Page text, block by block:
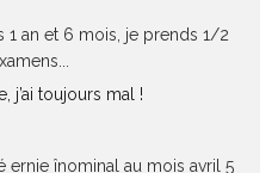
1 an et 6 mois, je prends 1/2
j’ai toujours mal !
ernie înominal au mois avril 5